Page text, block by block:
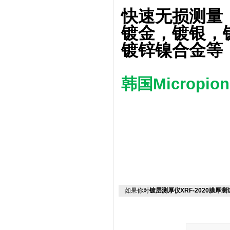
快速无损测量
镀金，镀银，
镀锌镍合金等
韩国
如果你对镀层测厚仪XRF-2020膜厚测